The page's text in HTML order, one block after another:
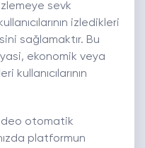
izlemeye sevk
izledikleri
sağlamaktır. Bu
ekonomik veya
kullanıcılarının
otomatik
platformun